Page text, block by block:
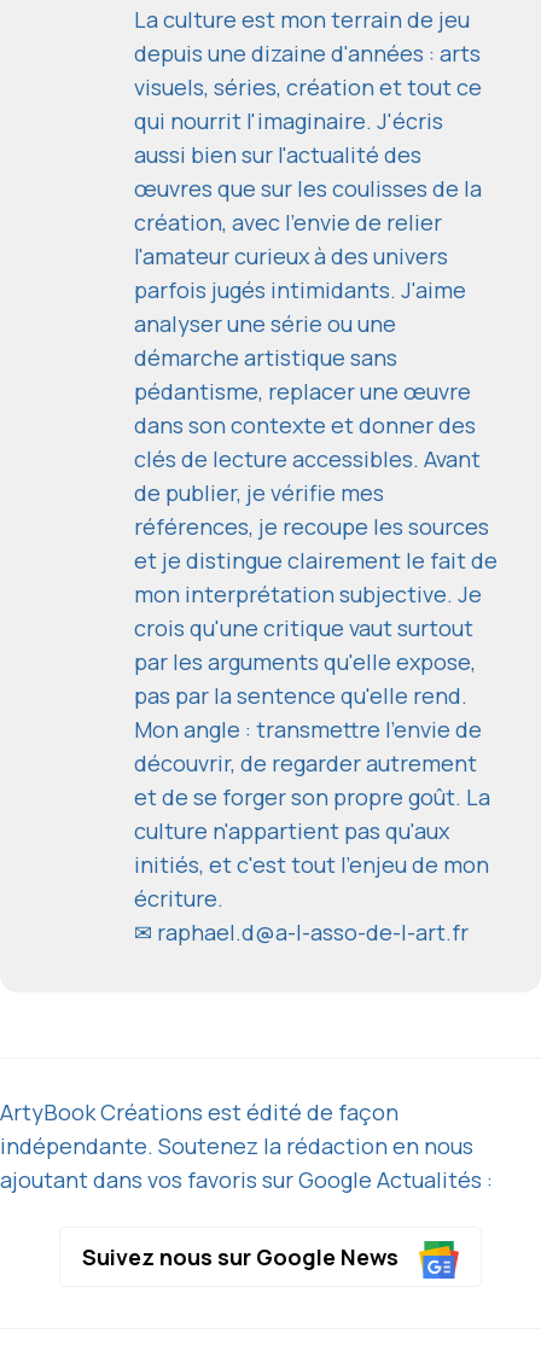
La culture est mon terrain de jeu
depuis une dizaine d'années : arts
visuels, séries, création et tout ce
qui nourrit l'imaginaire. J'écris
aussi bien sur l'actualité des
œuvres que sur les coulisses de la
création, avec l'envie de relier
l'amateur curieux à des univers
parfois jugés intimidants. J'aime
analyser une série ou une
démarche artistique sans
pédantisme, replacer une œuvre
dans son contexte et donner des
clés de lecture accessibles. Avant
de publier, je vérifie mes
références, je recoupe les sources
et je distingue clairement le fait de
mon interprétation subjective. Je
crois qu'une critique vaut surtout
par les arguments qu'elle expose,
pas par la sentence qu'elle rend.
Mon angle : transmettre l'envie de
découvrir, de regarder autrement
et de se forger son propre goût. La
culture n'appartient pas qu'aux
initiés, et c'est tout l'enjeu de mon
écriture.
✉ raphael.d@a-l-asso-de-l-art.fr
ArtyBook Créations est édité de façon
indépendante. Soutenez la rédaction en nous
ajoutant dans vos favoris sur Google Actualités :
Suivez nous sur Google News